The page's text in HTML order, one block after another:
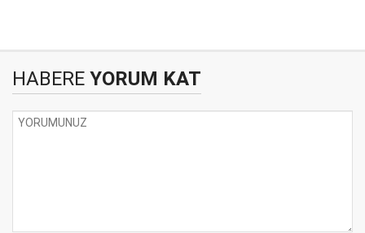
HABERE YORUM KAT